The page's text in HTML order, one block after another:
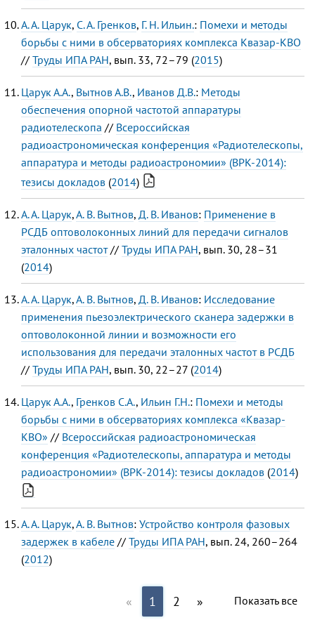
А. А. Царук, С. А. Гренков, Г. Н. Ильин.: Помехи и методы
борьбы с ними в обсерваториях комплекса Квазар-КВО
// Труды ИПА РАН, вып. 33, 72–79 (2015)
Царук А.А., Вытнов А.В., Иванов Д.В.: Методы
обеспечения опорной частотой аппаратуры
радиотелескопа // Всероссийская
радиоастрономическая конференция «Радиотелескопы,
аппаратура и методы радиоастрономии» (ВРК-2014):
тезисы докладов (2014)
А. А. Царук,А. В. Вытнов, Д. В. Иванов: Применение в
РСДБ оптоволоконных линий для передачи сигналов
эталонных частот// Труды ИПА РАН, вып. 30, 28–31
(2014)
А. А. Царук,А. В. Вытнов, Д. В. Иванов: Исследование
применения пьезоэлектрического сканера задержки в
оптоволоконной линии и возможности его
использования для передачи эталонных частот в РСДБ
// Труды ИПА РАН, вып. 30, 22–27 (2014)
Царук А.А., Гренков С.А., Ильин Г.Н.: Помехи и методы
борьбы с ними в обсерваториях комплекса «Квазар-
КВО» // Всероссийская радиоастрономическая
конференция «Радиотелескопы, аппаратура и методы
радиоастрономии» (ВРК-2014): тезисы докладов (2014)
А. А. Царук,А. В. Вытнов: Устройство контроля фазовых
задержек в кабеле // Труды ИПА РАН, вып. 24, 260–264
(2012)
« 1 2 » Показать все